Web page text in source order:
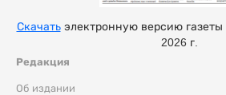
Редакция
Об издании
Скачатьэлектронную версию газеты
2026 г.